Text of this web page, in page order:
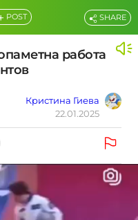
POST
работа
Кристина Гиева
22.01.2025
SHARE